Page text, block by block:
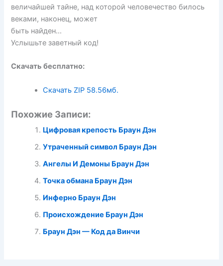
величайшей тайне, над которой человечество билось
веками, наконец, может
быть найден…
Услышьте заветный код!
Скачать бесплатно:
Скачать ZIP 58.56мб.
Похожие Записи:
Цифровая крепость Браун Дэн
Утраченный символ Браун Дэн
Ангелы И Демоны Браун Дэн
Точка обмана Браун Дэн
Инферно Браун Дэн
Происхождение Браун Дэн
Браун Дэн — Код да Винчи